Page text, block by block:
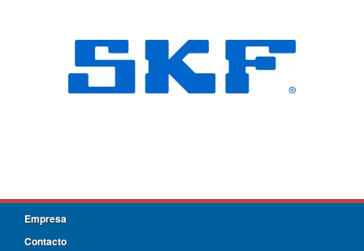
Empresa
Contacto